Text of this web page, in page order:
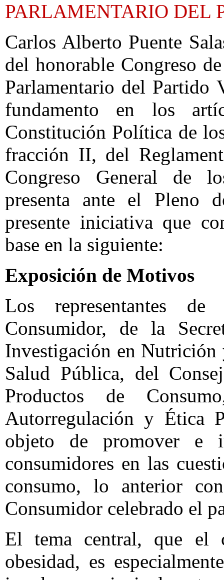
PARLAMENTARIO DEL
Carlos Alberto Puente
del honorable Congreso
Parlamentario del Partido
fundamento en los
Constitución Política de
fracción II, del
Congreso General de
presenta ante el Pleno
presente iniciativa que
base en la siguiente:
Exposición de Motivos
Los representantes
Consumidor, de la
Investigación en
Salud Pública, del
Productos de
Autorregulación y Ética
objeto de promover e
consumidores en las
consumo, lo anterior
Consumidor celebrado el
El tema central, que el
obesidad, es